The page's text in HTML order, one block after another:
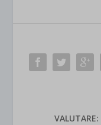
VALUTARE: